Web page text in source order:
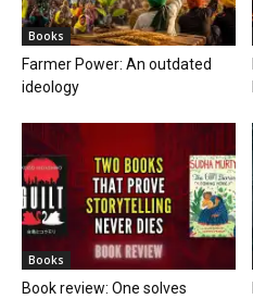
Books
Farmer Power: An outdated
ideology
Books
Book review: One solves